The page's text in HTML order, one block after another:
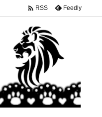
 RSS Feedly